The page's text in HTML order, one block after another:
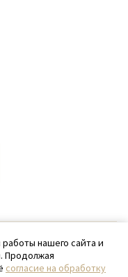
87
нашего сайта и
Продолжая
согласие на обработку